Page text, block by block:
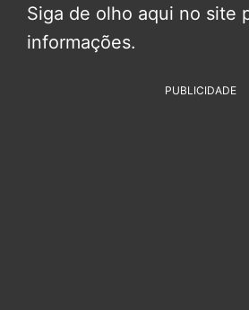
Siga de olho aqui no site
informações.
PUBLICIDADE